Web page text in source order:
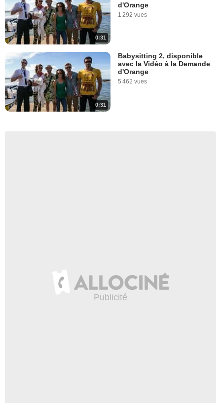
0:31
d'Orange
1 292 vues
0:31
Babysitting 2, disponible
avec la Vidéo à la Demande
d'Orange
5 462 vues